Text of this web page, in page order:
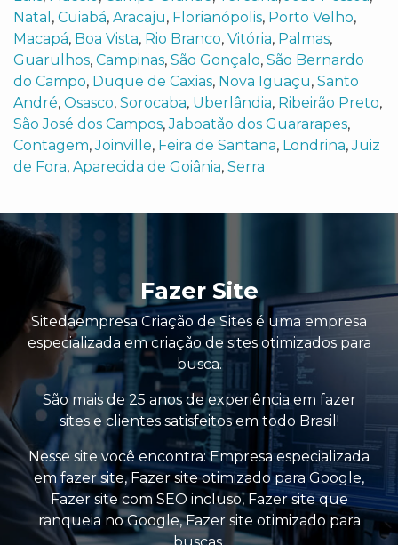
Natal , Cuiabá, Aracaju, Florianópolis, Porto Velho,
Macapá, Boa Vista, Rio Branco, Vitória, Palmas,
Guarulhos, Campinas, São Gonçalo, São Bernardo
do Campo, Duque de Caxias, Nova Iguaçu, Santo
André, Osasco, Sorocaba, Uberlândia, Ribeirão Preto,
São José dos Campos,Jaboatão dos Guararapes,
Contagem,Joinville, Feira de Santana, Londrina,Juiz
de Fora, Aparecida de Goiânia, Serra
Fazer Site
Sitedaempresa Criação de Sites é uma empresa
especializada em criação de sites otimizados para
busca.
São mais de 25 anos de experiência em fazer
sites e clientes satisfeitos em todo Brasil!
Nesse site você encontra:Empresa especializada
em fazer site,Fazer site otimizado para Google,
Fazer site com SEO incluso, Fazer site que
ranqueia no Google,Fazer site otimizado para